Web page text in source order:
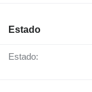
Estado
Estado: